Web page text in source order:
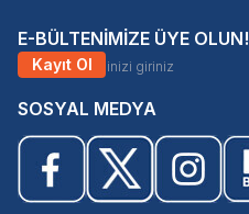
E-BÜLTENİMİZE ÜYE OLUN!
Kayıt Ol
SOSYAL MEDYA